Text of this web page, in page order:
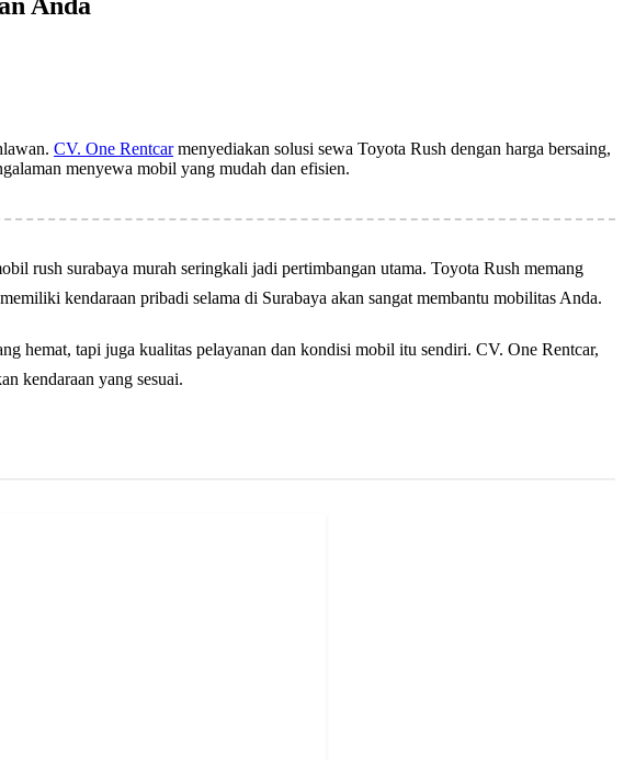
CV. One Rentcarmenyediakan solusi sewa Toyota Rush dengan harga bersaing,
menyewa mobil yang mudah dan efisien.
rush surabaya murah seringkali jadi pertimbangan utama. Toyota Rush memang
kendaraan pribadi selama di Surabaya akan sangat membantu mobilitas Anda.
hemat, tapi juga kualitas pelayanan dan kondisi mobil itu sendiri. CV. One Rentcar,
kendaraan yang sesuai.